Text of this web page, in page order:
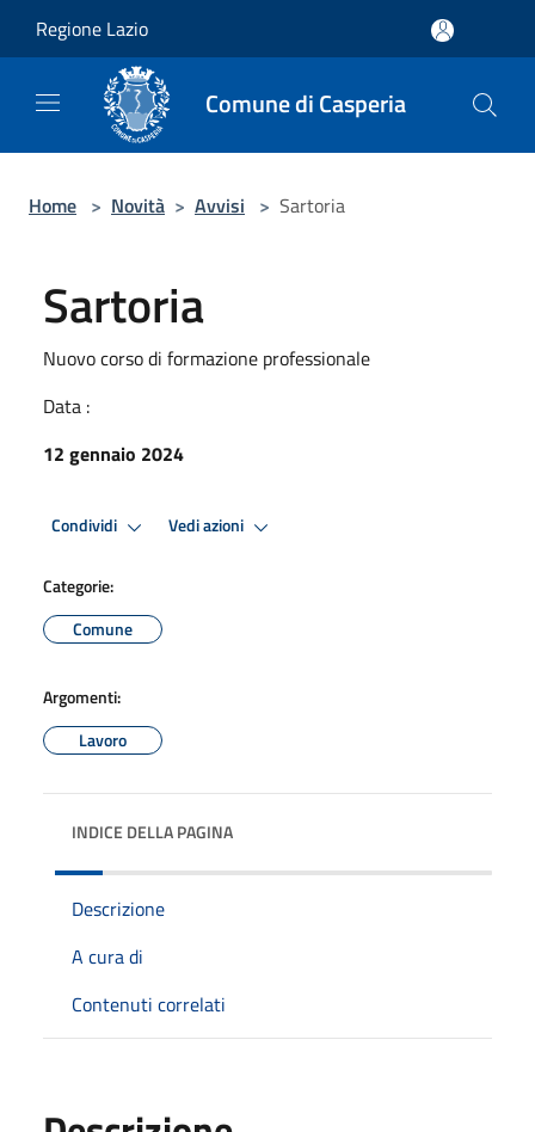
Regione Lazio
Comune di Casperia
Home > Novità > Avvisi > Sartoria
Sartoria
Nuovo corso di formazione professionale
Data :
12 gennaio 2024
Condividi Vedi azioni
Categorie:
Comune
Argomenti:
Lavoro
INDICE DELLA PAGINA
Descrizione
A cura di
Contenuti correlati